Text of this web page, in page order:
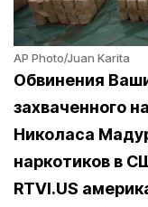
AP Photo/Juan Karita
Обвинения
захваченного
Николаса
наркотиков в
RTVI.US